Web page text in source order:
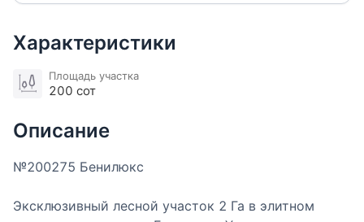
Характеристики
Площадь участка
200 сот
Описание
№200275 Бенилюкс
Эксклюзивный лесной участок 2 Га в элитном